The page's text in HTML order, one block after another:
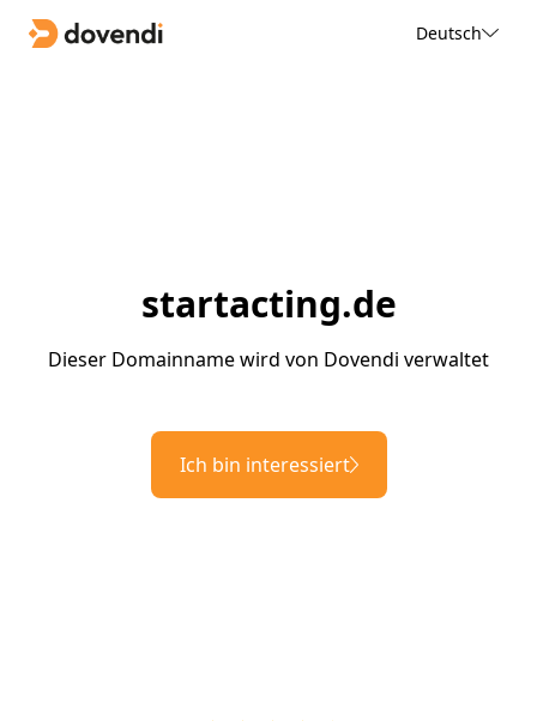
Deutsch
startacting.de
Dieser Domainname wird von Dovendi verwaltet
Ich bin interessiert